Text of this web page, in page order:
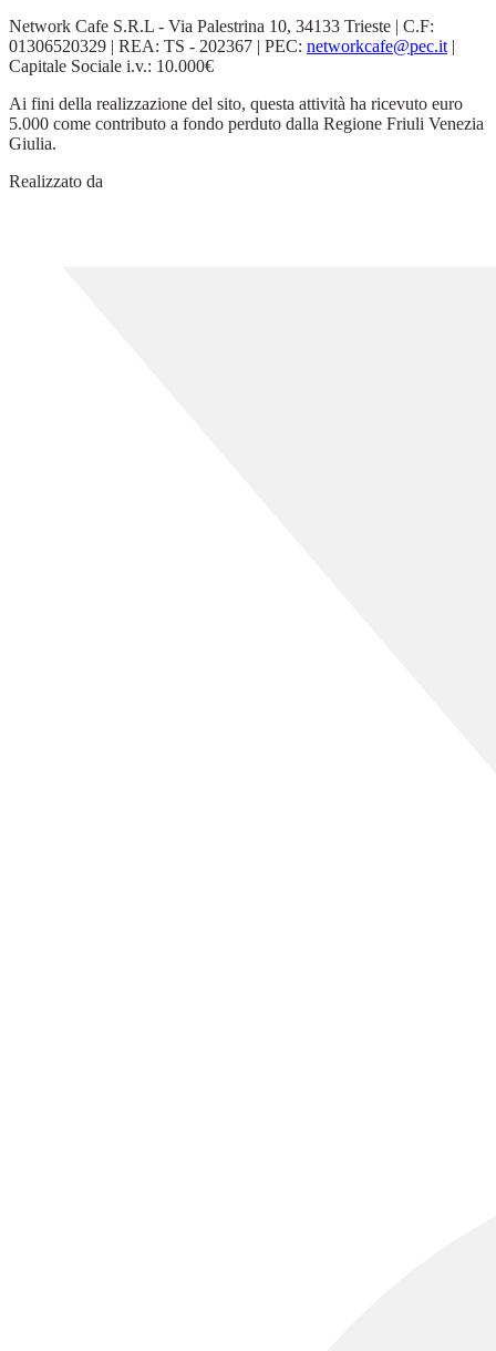
Network Cafe S.R.L - Via Palestrina 10, 34133 Trieste | C.F:
01306520329 | REA: TS - 202367 | PEC: networkcafe@pec.it |
Capitale Sociale i.v.: 10.000€
Ai fini della realizzazione del sito, questa attività ha ricevuto euro
5.000 come contributo a fondo perduto dalla Regione Friuli Venezia
Giulia.
Realizzato da